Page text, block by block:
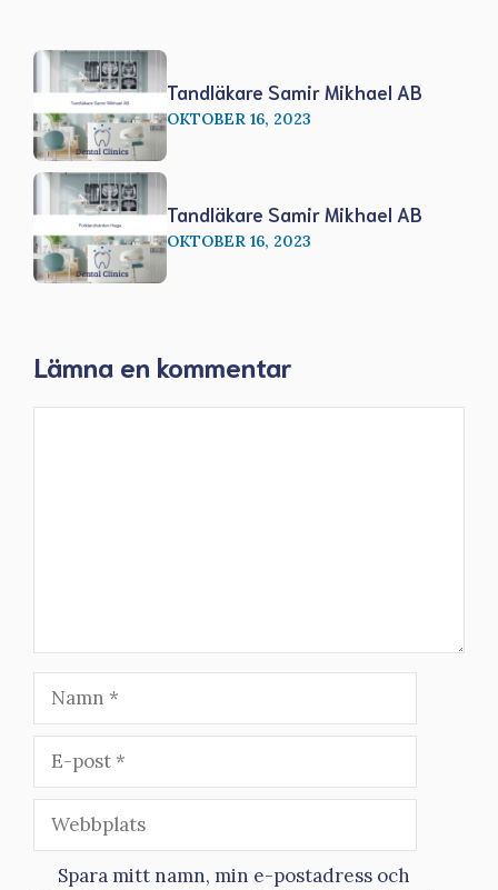
Tandläkare Samir Mikhael AB
OKTOBER 16, 2023
Tandläkare Samir Mikhael AB
OKTOBER 16, 2023
Lämna en kommentar
Namn
E-
post
Webbplats
Spara mitt namn, min e-postadress och